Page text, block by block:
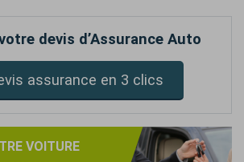
devis d’Assurance Auto
assurance en 3 clics
VOITURE